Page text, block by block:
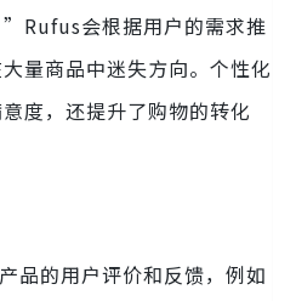
”Rufus会根据用户的需求推
量商品中迷失方向。个性化
度，还提升了购物的转化
品的用户评价和反馈，例如